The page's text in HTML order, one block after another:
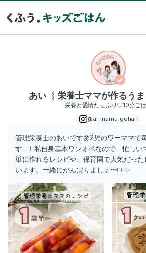
あい ︴栄養士ママが作るう
栄養と愛情たっぷり♡10分ご
@ai_mama_gohan
管理栄養士のあいです🌼2児のワーママで
す…！私自身基本ワンオペなので、忙しい
単に作れるレシピや、保育園で人気だっ
います。一緒にがんばりましょ〜✊🏻✨